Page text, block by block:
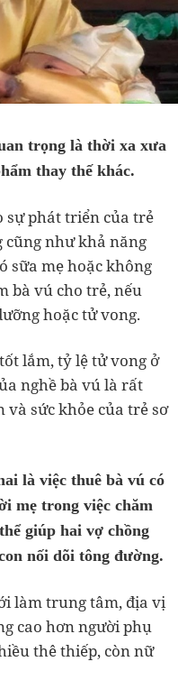
trọng là thời xa xưa
thay thế khác.
sự phát triển của trẻ
cũng như khả năng
sữa mẹ hoặc không
bà vú cho trẻ, nếu
hoặc tử vong.
lắm, tỷ lệ tử vong ở
nghề bà vú là rất
và sức khỏe của trẻ sơ
là việc thuê bà vú có
mẹ trong việc chăm
giúp hai vợ chồng
nối dõi tông đường.
làm trung tâm, địa vị
cao hơn người phụ
thê thiếp, còn nữ